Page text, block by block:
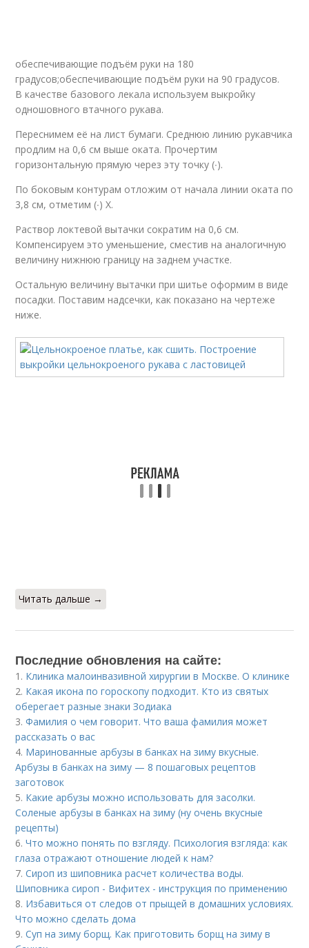
обеспечивающие подъём руки на 180
градусов;обеспечивающие подъём руки на 90 градусов.
В качестве базового лекала используем выкройку
одношовного втачного рукава.
Переснимем её на лист бумаги. Среднюю линию рукавчика
продлим на 0,6 см выше оката. Прочертим
горизонтальную прямую через эту точку (∙).
По боковым контурам отложим от начала линии оката по
3,8 см, отметим (∙) Х.
Раствор локтевой вытачки сократим на 0,6 см.
Компенсируем это уменьшение, сместив на аналогичную
величину нижнюю границу на заднем участке.
Остальную величину вытачки при шитье оформим в виде
посадки. Поставим надсечки, как показано на чертеже
ниже.
Читать дальше →
Последние обновления на сайте:
1. Клиника малоинвазивной хирургии в Москве. О клинике
2. Какая икона по гороскопу подходит. Кто из святых
оберегает разные знаки Зодиака
3.Фамилия о чем говорит. Что ваша фамилия может
рассказать о вас
4. Маринованные арбузы в банках на зиму вкусные.
Арбузы в банках на зиму — 8 пошаговых рецептов
заготовок
5. Какие арбузы можно использовать для засолки.
Соленые арбузы в банках на зиму (ну очень вкусные
рецепты)
6.Что можно понять по взгляду. Психология взгляда: как
глаза отражают отношение людей к нам?
7.Сироп из шиповника расчет количества воды.
Шиповника сироп - Вифитех - инструкция по применению
8. Избавиться от следов от прыщей в домашних условиях.
Что можно сделать дома
9.Суп на зиму борщ. Как приготовить борщ на зиму в